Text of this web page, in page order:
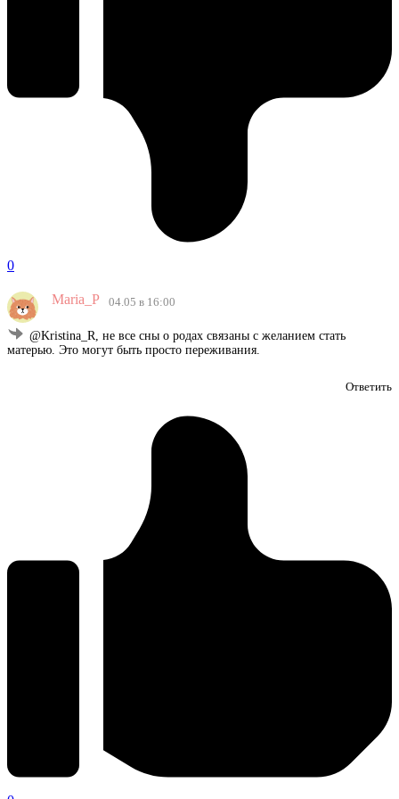
0
Maria_P 04.05 в 16:00
@Kristina_R, не все сны о родах связаны с желанием стать
матерью. Это могут быть просто переживания.
Ответить